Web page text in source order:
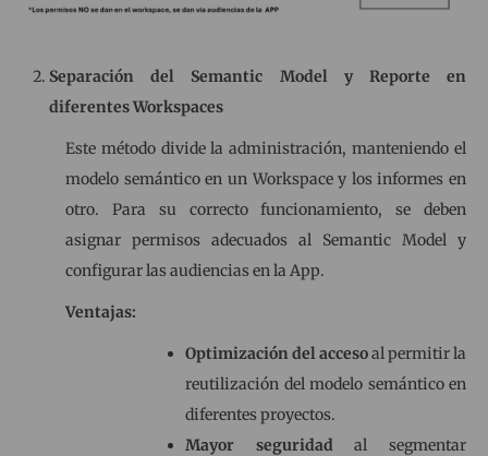
Separación del Semantic Model y Reporte en
diferentes Workspaces
Este método divide la administración, manteniendo el
modelo semántico en un Workspace y los informes en
otro. Para su correcto funcionamiento, se deben
asignar permisos adecuados al Semantic Model y
configurar las audiencias en la App.
Ventajas:
Optimización del accesoal permitir la
reutilización del modelo semántico en
diferentes proyectos.
Mayor seguridadal segmentar